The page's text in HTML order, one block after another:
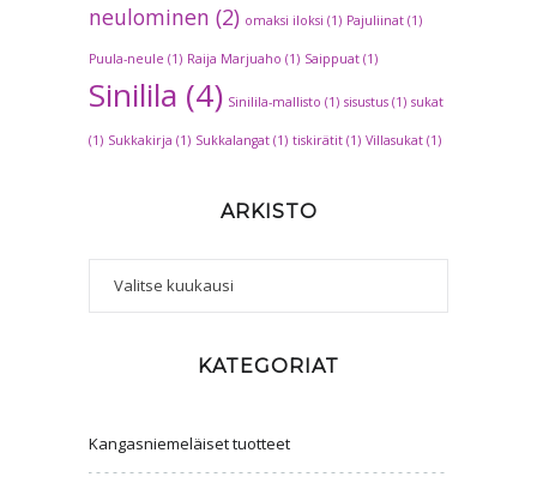
neulominen (2) omaksi iloksi (1) Pajuliinat (1)
Puula-neule (1) Raija Marjuaho (1) Saippuat (1)
Sinilila (4) Sinilila-mallisto (1) sisustus (1) sukat
(1) Sukkakirja (1) Sukkalangat (1) tiskirätit (1) Villasukat (1)
ARKISTO
Arkisto
KATEGORIAT
Kangasniemeläiset tuotteet